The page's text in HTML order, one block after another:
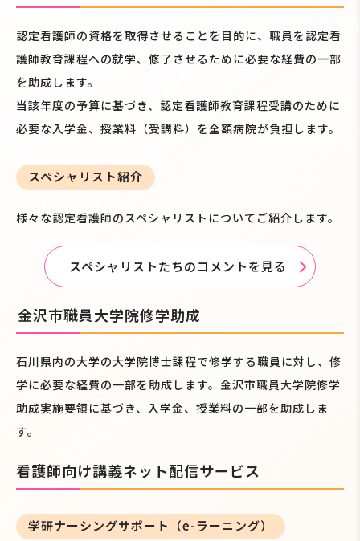
認定看護師の資格を取得させることを目的に、職員を認定看
護師教育課程への就学、修了させるために必要な経費の一部
を助成します。
当該年度の予算に基づき、認定看護師教育課程受講のために
必要な入学金、授業料（受講料）を全額病院が負担します。
スペシャリスト紹介
様々な認定看護師のスペシャリストについてご紹介します。
スペシャリストたちのコメントを見る
金沢市職員大学院修学助成
石川県内の大学の大学院博士課程で修学する職員に対し、修
学に必要な経費の一部を助成します。金沢市職員大学院修学
助成実施要領に基づき、入学金、授業料の一部を助成しま
す。
看護師向け講義ネット配信サービス
学研ナーシングサポート（e-ラーニング）